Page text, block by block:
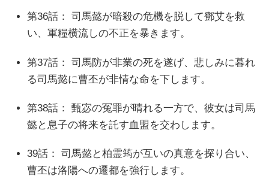
第36話： 司馬懿が暗殺の危機を脱して鄧艾を救
い、軍糧横流しの不正を暴きます。
第37話： 司馬防が非業の死を遂げ、悲しみに暮れ
る司馬懿に曹丕が非情な命を下します。
第38話： 甄宓の冤罪が晴れる一方で、彼女は司馬
懿と息子の将来を託す血盟を交わします。
39話： 司馬懿と柏霊筠が互いの真意を探り合い、
曹丕は洛陽への遷都を強行します。